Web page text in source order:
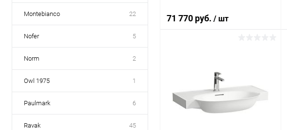
Montebianco 22
Nofer 5
Norm 2
Owl 1975 1
Paulmark 6
Ravak 45
71 770 руб. / шт
Купить в 1 клик Сравнение
В избранное Под заказ